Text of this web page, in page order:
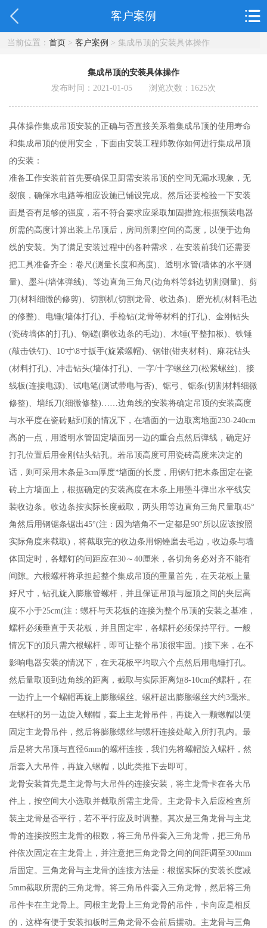
客户案例
当前位置： 首页> 客户案例 > 集成吊顶的安装具体操作
集成吊顶的安装具体操作
发布时间：2021-01-05 浏览次数： 1625次
具体操作集成吊顶安装的正确与否直接关系着集成吊顶的使用寿命
和集成吊顶的使用安全，下面由安装工程师教你如何进行集成吊顶
的安装：
准备工作安装前首先要确保卫厨需安装吊顶的空间无漏水现象，无
裂痕，确保水电路等相应设施已铺设完成。然后还要检验一下安装
面是否有足够的强度，若不符合要求应采取加固措施;根据预装电器
所需的高度计算出装上吊顶后，房间所剩空间的高度，以便于边角
线的安装。为了满足安装过程中的各种需求，在安装前我们还需要
把工具准备齐全：卷尺(测量长度和高度)、透明水管(墙体的水平测
量)、墨斗(墙体弹线)、等边直角三角尺(边角料等斜边切割测量)、剪
刀(材料细微的修剪)、切割机(切割龙骨、收边条)、磨光机(材料毛边
的修整)、电锤(墙体打孔)、手枪钻(龙骨等材料的打孔)、金刚钻头
(瓷砖墙体的打孔)、钢磋(磨收边条的毛边)、木锤(平整扣板)、铁锤
(敲击铁钉)、10寸\8寸扳手(旋紧螺帽)、钢钳(钳夹材料)、麻花钻头
(材料打孔)、冲击钻头(墙体打孔)、一字/十字螺丝刀(松紧螺丝)、接
线板(连接电源)、试电笔(测试带电与否)、锯弓、锯条(切割材料细微
修整)、墙纸刀(细微修整)……边角线的安装将确定吊顶的安装高度
与水平度在瓷砖贴到顶的情况下，在墙面的一边取离地面230-240cm
高的一点，用透明水管固定墙面另一边的重合点然后弹线，确定好
打孔位置后用金刚钻头钻孔。若吊顶高度可用瓷砖高度来决定的
话，则可采用木条是3cm厚度*墙面的长度，用钢钉把木条固定在瓷
砖上方墙面上，根据确定的安装高度在木条上用墨斗弹出水平线安
装收边条。收边条按实际长度截取，两头用等边直角三角尺量取45°
角然后用钢锯条锯出45°(注：因为墙角不一定都是90°所以应该按照
实际角度来截取)，将截取完的收边条用钢锉磨去毛边，收边条与墙
体固定时，各螺钉的间距应在30～40厘米，各切角务必对齐不能有
间隙。六根螺杆将承担起整个集成吊顶的重量首先，在天花板上量
好尺寸，钻孔旋入膨胀管螺杆，并且保证吊顶与屋顶之间的夹层高
度不小于25cm(注：螺杆与天花板的连接为整个吊顶的安装之基准，
螺杆必须垂直于天花板，并且固定牢，各螺杆必须保持平行。一般
情况下的顶只需六根螺杆，即可让整个吊顶很牢固。)接下来，在不
影响电器安装的情况下，在天花板平均取六个点然后用电锤打孔。
然后量取顶到边角线的距离，截取与实际距离短8-10cm的螺杆，在
一边拧上一个螺帽再旋上膨胀螺丝。螺杆超出膨胀螺丝大约3毫米。
在螺杆的另一边旋入螺帽，套上主龙骨吊件，再旋入一颗螺帽以便
固定主龙骨吊件，然后将膨胀螺丝与螺杆连接处敲入所打孔内。最
后是将大吊顶与直径6mm的螺杆连接，我们先将螺帽旋入螺杆，然
后套入大吊件，再旋入螺帽，以此类推下去即可。
龙骨安装首先是主龙骨与大吊件的连接安装，将主龙骨卡在各大吊
件上，按空间大小选取并截取所需主龙骨。主龙骨卡入后应检查所
装主龙骨是否平行，若不平行应及时调整。其次是三角龙骨与主龙
骨的连接按照主龙骨的根数，将三角吊件套入三角龙骨，把三角吊
件依次固定在主龙骨上，并注意把三角龙骨之间的间距调至300mm
后固定。三角龙骨与主龙骨的连接方法是：根据实际的安装长度减
5mm截取所需的三角龙骨。将三角吊件套入三角龙骨，然后将三角
吊件卡在主龙骨上。同根主龙骨上三角龙骨的吊件，卡向应是相反
的，这样有便于安装扣板时三角龙骨不会前后摆动。主龙骨与三角